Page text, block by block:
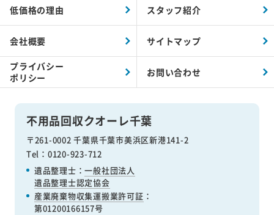
不用品回収クオーレ千葉
〒261-0002 千葉県千葉市美浜区新港141-2
Tel：0120-923-712
遺品整理士：一般社団法人
遺品整理士認定協会
産業廃棄物収集運搬業許可証 ：
第01200166157号
低価格の理由 スタッフ紹介
会社概要 サイトマップ
プライバシー
ポリシー
お問い合わせ